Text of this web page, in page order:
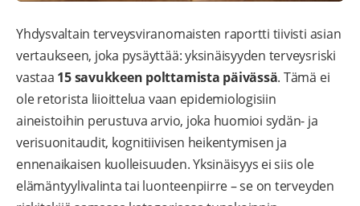
Yhdysvaltain terveysviranomaisten raportti tiivisti asian
vertaukseen, joka pysäyttää: yksinäisyyden terveysriski
vastaa 15 savukkeen polttamista päivässä. Tämä ei
ole retorista liioittelua vaan epidemiologisiin
aineistoihin perustuva arvio, joka huomioi sydän- ja
verisuonitaudit, kognitiivisen heikentymisen ja
ennenaikaisen kuolleisuuden. Yksinäisyys ei siis ole
elämäntyylivalinta tai luonteenpiirre – se on terveyden